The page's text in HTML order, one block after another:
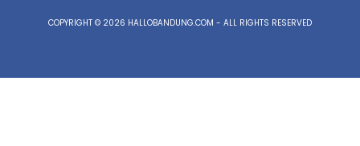
COPYRIGHT © 2026 HALLOBANDUNG.COM - ALL RIGHTS RESERVED